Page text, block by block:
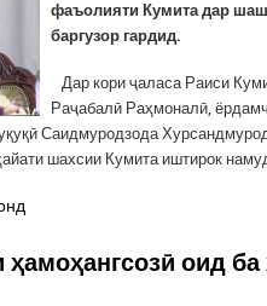
фаъолияти Кумита дар
баргузор гардид.
Дар кори ҷаласа Раиси
Раҷабалӣ Раҳмоналӣ,
Саидмуродзода
шахсии Кумита иштирок
ҲАЙАТИ МУШОВАРА ОИД БА
2026
оид ба